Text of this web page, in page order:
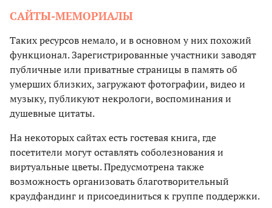
САЙТЫ-МЕМОРИАЛЫ
Таких ресурсов немало, и в основном у них похожий
функционал. Зарегистрированные участники заводят
публичные или приватные страницы в память об
умерших близких, загружают фотографии, видео и
музыку, публикуют некрологи, воспоминания и
душевные цитаты.
На некоторых сайтах есть гостевая книга, где
посетители могут оставлять соболезнования и
виртуальные цветы. Предусмотрена также
возможность организовать благотворительный
краудфандинг и присоединиться к группе поддержки.